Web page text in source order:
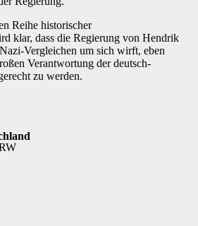
Reihe historischer
klar, dass die Regierung von Hendrik
Vergleichen um sich wirft, eben
Verantwortung der deutsch-
zu werden.